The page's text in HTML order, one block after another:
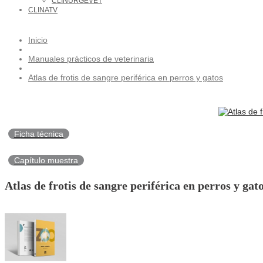
CLINATV
Inicio
Manuales prácticos de veterinaria
Atlas de frotis de sangre periférica en perros y gatos
Ficha técnica
Capítulo muestra
Atlas de frotis de sangre periférica en perros y